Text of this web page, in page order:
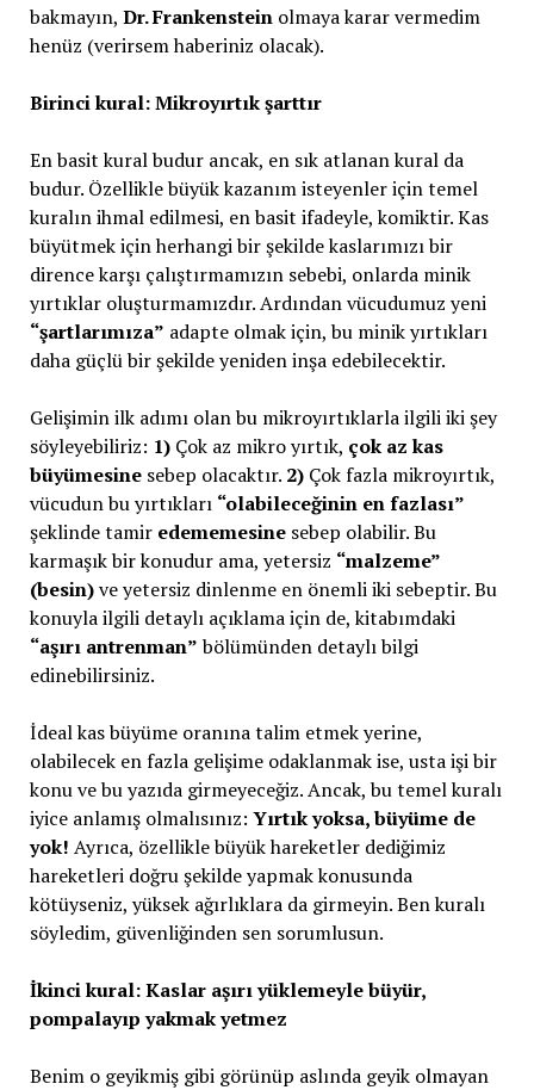
bakmayın, Dr. Frankensteinolmaya karar vermedim
henüz (verirsem haberiniz olacak).
Birinci kural: Mikroyırtık şarttır
En basit kural budur ancak, en sık atlanan kural da
budur. Özellikle büyük kazanım isteyenler için temel
kuralın ihmal edilmesi, en basit ifadeyle, komiktir. Kas
büyütmek için herhangi bir şekilde kaslarımızı bir
dirence karşı çalıştırmamızın sebebi, onlarda minik
yırtıklar oluşturmamızdır. Ardından vücudumuz yeni
“şartlarımıza” adapte olmak için, bu minik yırtıkları
daha güçlü bir şekilde yeniden inşa edebilecektir.
Gelişimin ilk adımı olan bu mikroyırtıklarla ilgili iki şey
söyleyebiliriz: 1)Çok az mikro yırtık, çok az kas
büyümesinesebep olacaktır. 2)Çok fazla mikroyırtık,
vücudun bu yırtıkları “olabileceğinin en fazlası”
şeklinde tamir edememesinesebep olabilir. Bu
karmaşık bir konudur ama, yetersiz “malzeme”
(besin)ve yetersiz dinlenme en önemli iki sebeptir. Bu
konuyla ilgili detaylı açıklama için de, kitabımdaki
“aşırı antrenman”bölümünden detaylı bilgi
edinebilirsiniz.
İdeal kas büyüme oranına talim etmek yerine,
olabilecek en fazla gelişime odaklanmak ise, usta işi bir
konu ve bu yazıda girmeyeceğiz. Ancak, bu temel kuralı
iyice anlamış olmalısınız: Yırtık yoksa, büyüme de
yok! Ayrıca, özellikle büyük hareketler dediğimiz
hareketleri doğru şekilde yapmak konusunda
kötüyseniz, yüksek ağırlıklara da girmeyin. Ben kuralı
söyledim, güvenliğinden sen sorumlusun.
İkinci kural: Kaslar aşırı yüklemeyle büyür,
pompalayıp yakmak yetmez
Benim o geyikmiş gibi görünüp aslında geyik olmayan